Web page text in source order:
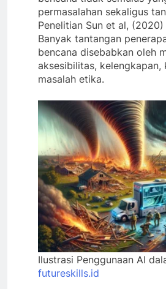
permasalahan sekaligus
Penelitian Sun et al,
Banyak tantangan
bencana disebabkan oleh
aksesibilitas, kelengkapan,
masalah etika.
Ilustrasi Penggunaan AI
futureskills.id